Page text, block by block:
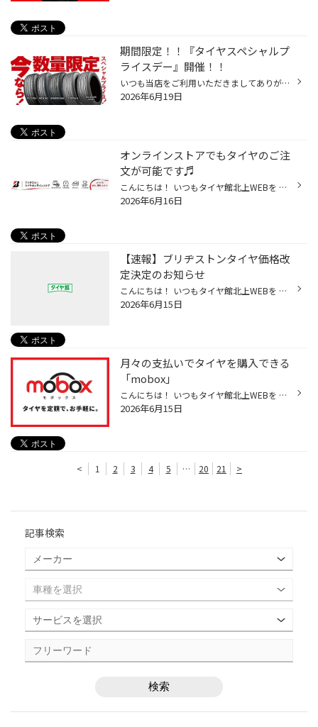
期間限定！！『タイヤスペシャルプ
ライスデー』開催！！
いつも当店をご利用いただきましてありがとうございます。 6/19(金)～6/28(日)まで、コクピット・タイヤ館におきまして、 期間限定！ サイズ限定！！ 数量限定！！！ お得にお買い求めいただける、「タイヤスペシャルプライスデー」がスタートします！ お得なタイヤのご紹介！！ ワゴンR、N-BOX、タ...
2026年6月19日
オンラインストアでもタイヤのご注
文が可能です♬
こんにちは！ いつもタイヤ館北上WEBを ご覧いただきありがとうございます。 ブリヂストンのタイヤ(夏/冬)が オンラインストアから注文出来るって 皆さん知ってますか？？＼( ^o^)／ オンラインストアでの商品購入はとても簡単で、 タイヤ購入から取付け予約、そして決済までもが 全てネットで完結...
2026年6月16日
【速報】ブリヂストンタイヤ価格改
定決定のお知らせ
こんにちは！ いつもタイヤ館北上WEBを ご覧いただきありがとうございます。 株式会社ブリヂストンタイヤは、 国内市販用タイヤ(夏/冬)の価格改定を決定致しました。 改定率：５％ ※商品により改定率が異なります 実施時期：2026年 9月1日(火) 詳しくは下記ニュースリリースを ご覧下さい。 ↓ ↓ ↓ ↓...
2026年6月15日
月々の支払いでタイヤを購入できる
「mobox」
こんにちは！ いつもタイヤ館北上WEBを ご覧いただきありがとうございます。 これからタイヤを買おうか 迷っている方！！！ タイヤを「定額」で買える サービスがあるってご存知ですか～？ ( ・ω・)/ ブリヂストンが提案する 【タイヤ定額払い／mobox】 のご紹介です☆(^-^)/ おすすめポイント① 初期...
2026年6月15日
< 1 2 3 4 5 … 20 21 >
記事検索